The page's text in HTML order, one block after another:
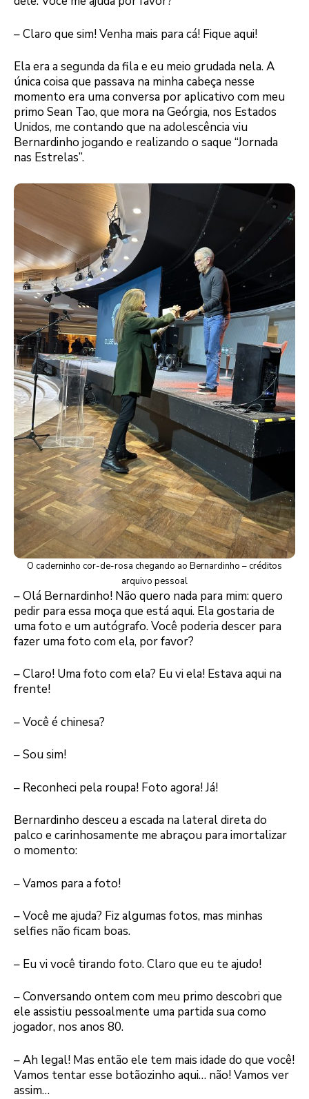
– Claro que sim! Venha mais para cá! Fique aqui!
Ela era a segunda da fila e eu meio grudada nela. A
única coisa que passava na minha cabeça nesse
momento era uma conversa por aplicativo com meu
primo Sean Tao, que mora na Geórgia, nos Estados
Unidos, me contando que na adolescência viu
Bernardinho jogando e realizando o saque “Jornada
nas Estrelas”.
O caderninho cor-de-rosa chegando ao Bernardinho – créditos
arquivo pessoal
– Olá Bernardinho! Não quero nada para mim: quero
pedir para essa moça que está aqui. Ela gostaria de
uma foto e um autógrafo. Você poderia descer para
fazer uma foto com ela, por favor?
– Claro! Uma foto com ela? Eu vi ela! Estava aqui na
frente!
– Você é chinesa?
– Sou sim!
– Reconheci pela roupa! Foto agora! Já!
Bernardinho desceu a escada na lateral direta do
palco e carinhosamente me abraçou para imortalizar
o momento:
– Vamos para a foto!
– Você me ajuda? Fiz algumas fotos, mas minhas
selfies não ficam boas.
– Eu vi você tirando foto. Claro que eu te ajudo!
– Conversando ontem com meu primo descobri que
ele assistiu pessoalmente uma partida sua como
jogador, nos anos 80.
– Ah legal! Mas então ele tem mais idade do que você!
Vamos tentar esse botãozinho aqui… não! Vamos ver
assim…